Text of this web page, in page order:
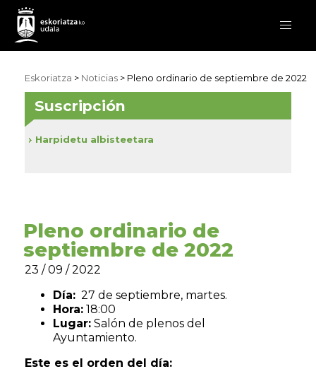
Eskoriatza > Noticias > Pleno ordinario de septiembre de 2022
Pleno ordinario de
septiembre de 2022
23 / 09 / 2022
Día: 27 de septiembre, martes.
Hora: 18:00
Lugar: Salón de plenos del
Ayuntamiento.
Este es el orden del día:
Suscripción
Harpidetu albisteetara